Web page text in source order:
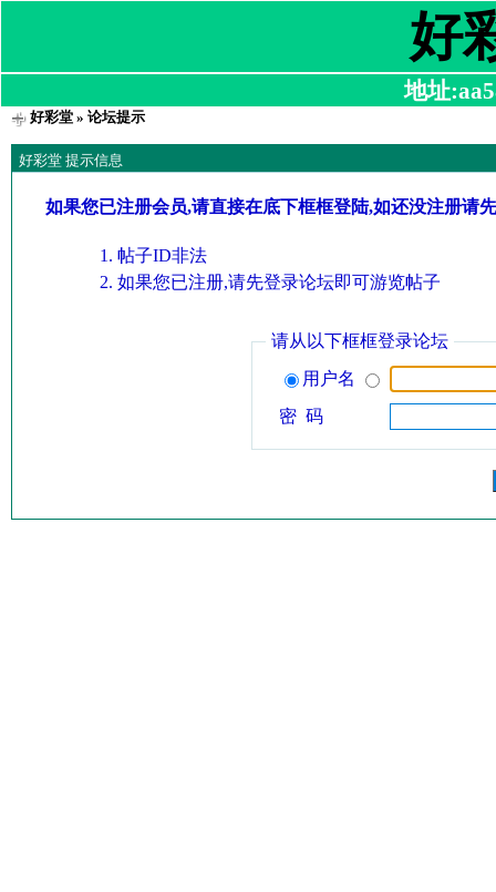
好
地址
好彩堂» 论坛提示
好彩堂 提示信息
如果您已注册会员,请直接在底下框框登陆,如还没注册请
帖子ID非法
如果您已注册,请先登录论坛即可游览帖子
请从以下框框登录论坛
用户名
密 码